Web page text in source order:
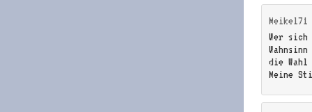
Meikel71
Wer
die Wahl
Meine